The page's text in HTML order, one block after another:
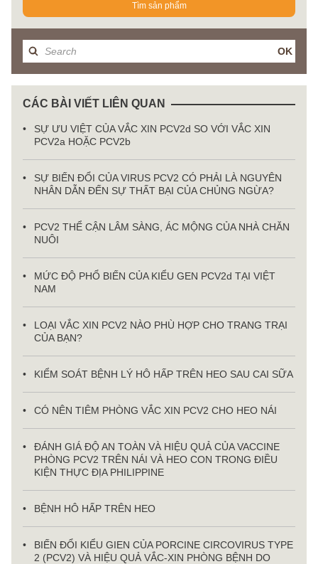
Tìm sản phẩm
OK
CÁC BÀI VIẾT LIÊN QUAN
SỰ ƯU VIỆT CỦA VẮC XIN PCV2d SO VỚI VẮC XIN
PCV2a HOẶC PCV2b
SỰ BIẾN ĐỔI CỦA VIRUS PCV2 CÓ PHẢI LÀ NGUYÊN
NHÂN DẪN ĐẾN SỰ THẤT BẠI CỦA CHỦNG NGỪA?
PCV2 THỂ CẬN LÂM SÀNG, ÁC MỘNG CỦA NHÀ CHĂN
NUÔI
MỨC ĐỘ PHỔ BIẾN CỦA KIỂU GEN PCV2d TẠI VIỆT
NAM
LOẠI VẮC XIN PCV2 NÀO PHÙ HỢP CHO TRANG TRẠI
CỦA BẠN?
KIỂM SOÁT BỆNH LÝ HÔ HẤP TRÊN HEO SAU CAI SỮA
CÓ NÊN TIÊM PHÒNG VẮC XIN PCV2 CHO HEO NÁI
ĐÁNH GIÁ ĐỘ AN TOÀN VÀ HIỆU QUẢ CỦA VACCINE
PHÒNG PCV2 TRÊN NÁI VÀ HEO CON TRONG ĐIỀU
KIỆN THỰC ĐỊA PHILIPPINE
BỆNH HÔ HẤP TRÊN HEO
BIẾN ĐỔI KIỂU GIEN CỦA PORCINE CIRCOVIRUS TYPE
2 (PCV2) VÀ HIỆU QUẢ VẮC-XIN PHÒNG BỆNH DO